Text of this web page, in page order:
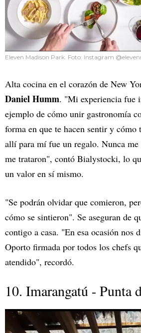
Eleven Madison Park. Foto: Instagram
Alta cocina en el corazón de New
Daniel Humm. "Mi experiencia fue
ejemplo de cómo unir gastronomía
forma en que te hacen sentir y
allí para mí fue un regalo. Nunca
me trataron", contó Bialystocki, lo
un valor en sí mismo.
"Se podrán olvidar que comieron,
cómo se sintieron". Se aseguran de
contigo a casa. "En esa ocasión nos
Oporto firmada por todos los chefs
atendido", recordó.
10. Imarangatú - Punta